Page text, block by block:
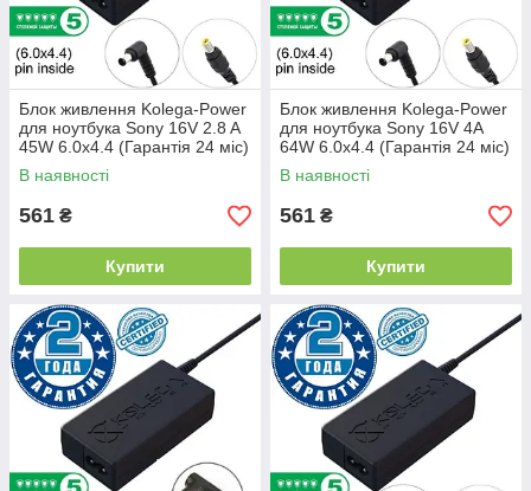
Блок живлення Kolega-Power
для ноутбука Sony 16V 2.8 A
45W 6.0x4.4 (Гарантія 24 міс)
В наявності
561 ₴
Купити
Блок живлення Kolega-Power
для ноутбука Sony 16V 4A
64W 6.0x4.4 (Гарантія 24 міс)
В наявності
561 ₴
Купити